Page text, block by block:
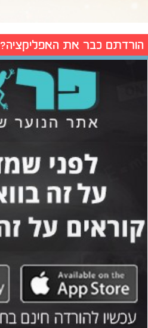
הורדתם כבר את האפליקציה?